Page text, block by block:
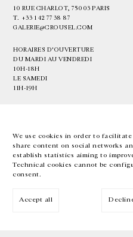
We use cookies in order to
share content on social networks
establish statistics aiming to
Technical cookies cannot be
consent.
Accept all
10 RUE CHARLOT, 75003 PARIS
T. +33 1 42 77 38 87
GALERIE@CROUSEL.COM
HORAIRES D'OUVERTURE
DU MARDI AU VENDREDI
10H-18H
LE SAMEDI
11H-19H
EN FR 中文 Facebook
Inscrivez-vous à notre newsletter